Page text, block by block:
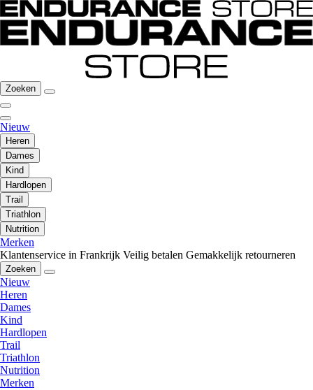
Zoeken
Nieuw
Heren
Dames
Kind
Hardlopen
Trail
Triathlon
Nutrition
Merken
Klantenservice in Frankrijk Veilig betalen Gemakkelijk retourneren
Zoeken
Nieuw
Heren
Dames
Kind
Hardlopen
Trail
Triathlon
Nutrition
Merken